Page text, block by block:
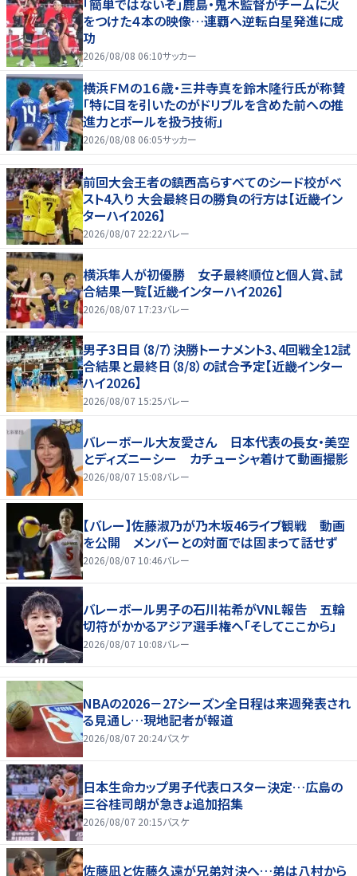
「簡単ではないぞ」鹿島・鬼木監督がチームに火
をつけた４本の映像…連覇へ逆転白星発進に成
功
2026/08/08 06:10サッカー
横浜ＦＭの１６歳・三井寺真を鈴木隆行氏が称賛
「特に目を引いたのがドリブルを含めた前への推
進力とボールを扱う技術」
2026/08/08 06:05サッカー
前回大会王者の鎮西高らすべてのシード校がベ
スト4入り 大会最終日の勝負の行方は【近畿イン
ターハイ2026】
2026/08/07 22:22バレー
横浜隼人が初優勝 女子最終順位と個人賞、試
合結果一覧【近畿インターハイ2026】
2026/08/07 17:23バレー
男子3日目（8/7）決勝トーナメント3、4回戦全12試
合結果と最終日（8/8）の試合予定【近畿インター
ハイ2026】
2026/08/07 15:25バレー
バレーボール大友愛さん 日本代表の長女・美空
とディズニーシー カチューシャ着けて動画撮影
2026/08/07 15:08バレー
【バレー】佐藤淑乃が乃木坂46ライブ観戦 動画
を公開 メンバーとの対面では固まって話せず
2026/08/07 10:46バレー
バレーボール男子の石川祐希がVNL報告 五輪
切符がかかるアジア選手権へ「そしてここから」
2026/08/07 10:08バレー
NBAの2026－27シーズン全日程は来週発表され
る見通し…現地記者が報道
2026/08/07 20:24バスケ
日本生命カップ男子代表ロスター決定…広島の
三谷桂司朗が急きょ追加招集
2026/08/07 20:15バスケ
佐藤凪と佐藤久遠が兄弟対決へ…弟は八村から